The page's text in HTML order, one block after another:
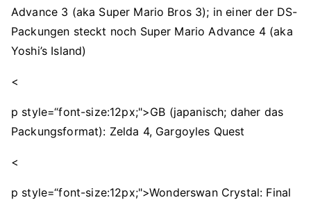
Advance 3 (aka Super Mario Bros 3); in einer der DS-
Packungen steckt noch Super Mario Advance 4 (aka
Yoshi’s Island)
<
p style=“font-size:12px;">GB (japanisch; daher das
Packungsformat): Zelda 4, Gargoyles Quest
<
p style=“font-size:12px;">Wonderswan Crystal: Final